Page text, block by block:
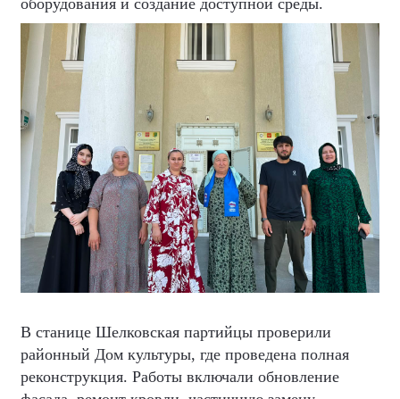
оборудования и создание доступной среды.
В станице Шелковская партийцы проверили
районный Дом культуры, где проведена полная
реконструкция. Работы включали обновление